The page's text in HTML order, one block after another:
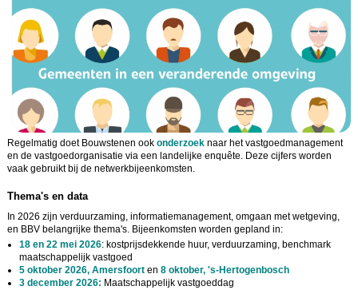
Regelmatig doet Bouwstenen ook onderzoeknaar het vastgoedmanagement
en de vastgoedorganisatie via een landelijke enquête. Deze cijfers worden
vaak gebruikt bij de netwerkbijeenkomsten.
Thema's en data
In 2026 zijn verduurzaming, informatiemanagement, omgaan met wetgeving,
en BBV belangrijke thema's. Bijeenkomsten worden gepland in:
18 en 22 mei 2026: kostprijsdekkende huur, verduurzaming, benchmark
maatschappelijk vastgoed
5 oktober 2026, Amersfoorten 8 oktober, 's-Hertogenbosch
3 december 2026: Maatschappelijk vastgoeddag